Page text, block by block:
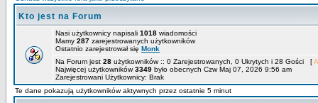
Kto jest na Forum
Nasi użytkownicy napisali 1018 wiadomości
Mamy 287 zarejestrowanych użytkowników
Ostatnio zarejestrował się Monk
Na Forum jest 28 użytkowników :: 0 Zarejestrowanych, 0 Ukrytych i 28 Gości [
Najwięcej użytkowników3349 było obecnych Czw Maj 07, 2026 9:56 am
Zarejestrowani Użytkownicy: Brak
Te dane pokazują użytkowników aktywnych przez ostatnie 5 minut